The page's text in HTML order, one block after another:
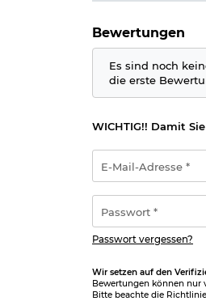
Bewertungen
Es sind noch
die erste
WICHTIG!! Damit
Mail-
Adresse
*
Passwort vergessen?
Wir setzen auf den
Bewertungen können nur
Bitte beachte die